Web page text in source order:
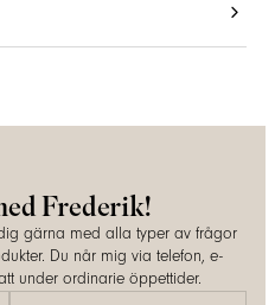
Frederik!
gärna med alla typer av frågor
Du når mig via telefon, e-
under ordinarie öppettider.